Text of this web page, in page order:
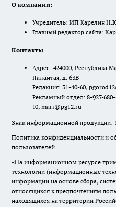
О компании:
Учредитель: ИП Карелин
Главный редактор сайта:
Контакты
Адрес: 424000, Республика
Палантая, д. 63В
Редакция: 31-40-60,
Рекламный отдел: 8-927-
10, mari@pg12.ru
Знак информационной продукции:
Политика конфиденциальности и
пользователей
«На информационном ресурсе
технологии (информационные
информации на основе сбора,
относящихся к предпочтениям
находящихся на территории